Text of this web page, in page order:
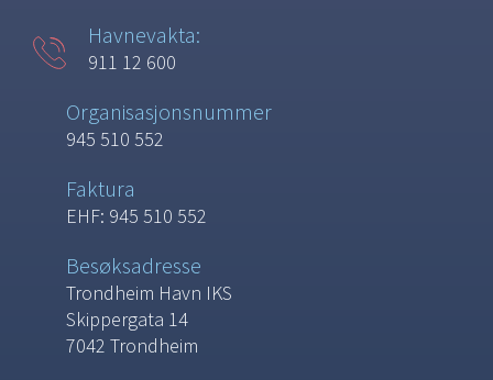
Havnevakta:
911 12 600
Organisasjonsnummer
945 510 552
Faktura
EHF: 945 510 552
Besøksadresse
Trondheim Havn IKS
Skippergata 14
7042 Trondheim